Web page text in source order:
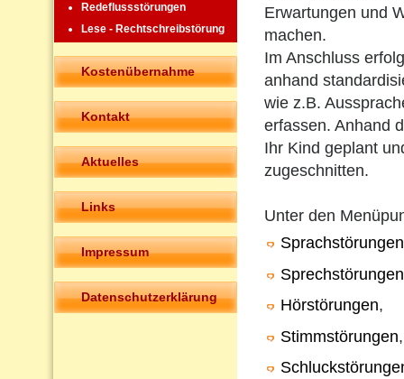
Redeflussstörungen
Lese - Rechtschreibstörung
Kostenübernahme
Kontakt
Aktuelles
Links
Impressum
Datenschutzerklärung
Erwartungen und
machen.
Im Anschluss
anhand
wie z.B.
erfassen. Anhand
Ihr Kind geplant
zugeschnitten.
Unter den
Sprachstörungen
Sprechstörungen
Hörstörungen,
Stimmstörungen,